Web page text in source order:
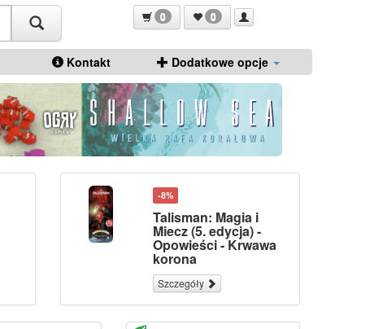
0 0
Kontakt Dodatkowe opcje
-8%
Talisman: Magia i
Miecz (5. edycja) -
Opowieści - Krwawa
korona
Szczegóły